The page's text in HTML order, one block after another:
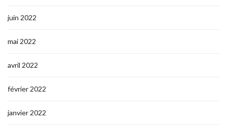
juin 2022
mai 2022
avril 2022
février 2022
janvier 2022